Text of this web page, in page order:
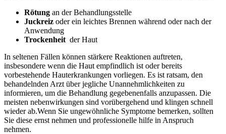
Rötung ⁣an der ‌Behandlungsstelle
Juckreiz oder ‌ein leichtes Brennen ​während‌ oder nach ​der
Anwendung
Trockenheit ⁢ der Haut
In seltenen Fällen können stärkere Reaktionen auftreten,
insbesondere⁣ wenn die Haut​ empfindlich ist‍ oder bereits
vorbestehende‌ Hauterkrankungen vorliegen. Es ⁢ist ratsam, den
behandelnden Arzt über jegliche Unannehmlichkeiten zu
informieren, um ​die Behandlung gegebenenfalls anzupassen. Die
meisten nebenwirkungen sind⁤ vorübergehend und klingen schnell
wieder ‌ab.Wenn‍ Sie​ ungewöhnliche Symptome bemerken, sollten⁣
Sie diese ⁢ernst‌ nehmen und professionelle⁤ hilfe in Anspruch
nehmen.